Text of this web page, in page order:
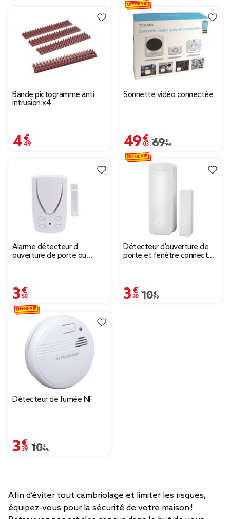
Bande pictogramme anti
intrusion x4
4,49 €
Sonnette vidéo connectée
49,03 €
Prix remisé de 69,99
69,99 €
OFFRE VIP
Alarme détecteur d
ouverture de porte ou
3,50 €
Détecteur d'ouverture de
porte et fenêtre connecté
3,30 €
Prix remisé de 10,99 €
10,99 €
OFFRE VIP
Détecteur de fumée NF
3,39 €
Prix remisé de 10,99 € à 3,39 €
10,99 €
OFFRE VIP
Afin d’éviter tout cambriolage et limiter les risques,
équipez-vous pour la sécurité de votre maison !